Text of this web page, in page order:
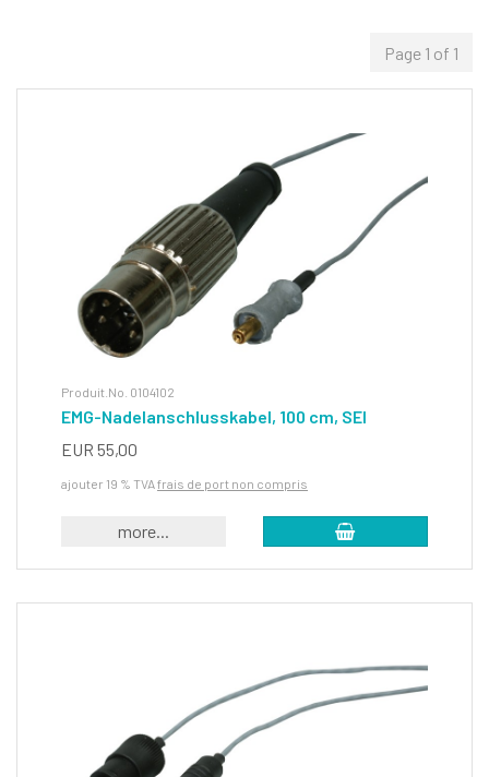
Page 1 of 1
Produit.No. 0104102
EMG-Nadelanschlusskabel, 100 cm, SEI
EUR 55,00
ajouter 19 % TVAfrais de port non compris
more...